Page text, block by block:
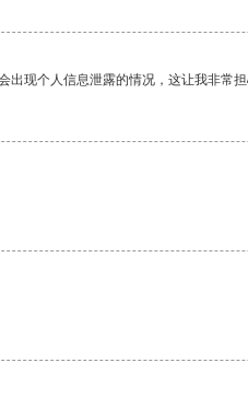
现个人信息泄露的情况，这让我非常担